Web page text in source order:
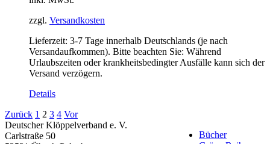
zzgl. Versandkosten
Lieferzeit: 3-7 Tage innerhalb Deutschlands (je nach
Versandaufkommen). Bitte beachten Sie: Während
Urlaubszeiten oder krankheitsbedingter Ausfälle kann sich der
Versand verzögern.
Details
Zurück 1 2 3 4 Vor
Bücher
Deutscher Klöppelverband e. V.
Carlstraße 50